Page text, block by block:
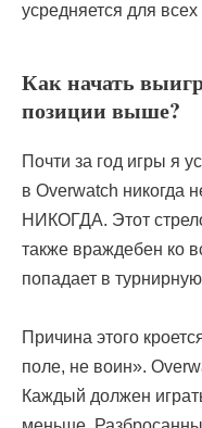
усредняется для
Как начать
позиции выше?
Почти за год игры я
в Overwatch никогда
НИКОГДА. Этот
также враждебен ко
попадает в
Причина этого
поле, не воин».
Каждый должен